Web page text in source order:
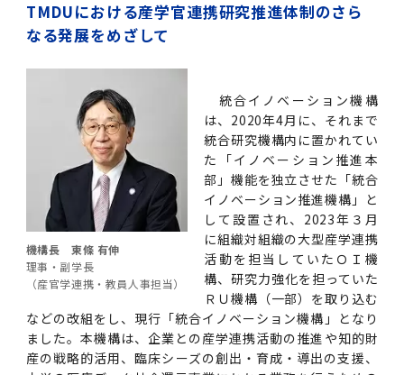
TMDUにおける産学官連携研究推進体制のさら
なる発展をめざして
機構長 東條 有伸
理事・副学長
（産官学連携・教員人事担当）
統合イノベーション機構
は、2020年4月に、それまで
統合研究機構内に置かれてい
た「イノベーション推進本
部」機能を独立させた「統合
イノベーション推進機構」と
して設置され、2023年３月
に組織対組織の大型産学連携
活動を担当していたＯＩ機
構、研究力強化を担っていた
ＲＵ機構（一部）を取り込む
などの改組をし、現行「統合イノベーション機構」となり
ました。本機構は、企業との産学連携活動の推進や知的財
産の戦略的活用、臨床シーズの創出・育成・導出の支援、